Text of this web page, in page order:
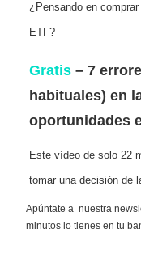
¿Pensando en
ETF?
Gratis – 7
habituales) en
oportunidades
Este vídeo de solo 22
tomar una decisión de
Apúntate a nuestra
minutos lo tienes en tu